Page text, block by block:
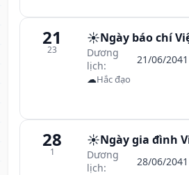
21
23
☀️Ngày báo chí
Dương
lịch:
21/06/2041
☁Hắc đạo
28
1
☀️Ngày gia đình
Dương
lịch:
28/06/2041